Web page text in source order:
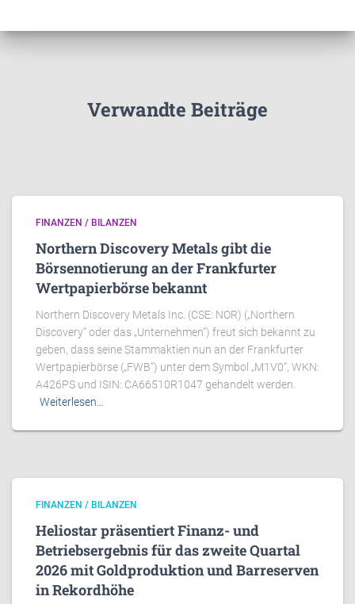
Verwandte Beiträge
FINANZEN / BILANZEN
Northern Discovery Metals gibt die
Börsennotierung an der Frankfurter
Wertpapierbörse bekannt
Northern Discovery Metals Inc. (CSE: NOR) („Northern
Discovery“ oder das „Unternehmen“) freut sich bekannt zu
geben, dass seine Stammaktien nun an der Frankfurter
Wertpapierbörse („FWB“) unter dem Symbol „M1V0“, WKN:
A426PS und ISIN: CA66510R1047 gehandelt werden.
Weiterlesen…
FINANZEN / BILANZEN
Heliostar präsentiert Finanz- und
Betriebsergebnis für das zweite Quartal
2026 mit Goldproduktion und Barreserven
in Rekordhöhe